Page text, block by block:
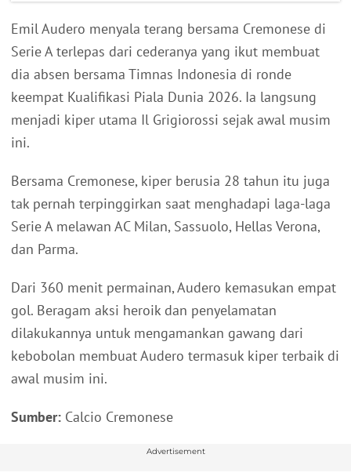
Emil Audero menyala terang bersama Cremonese di
Serie A terlepas dari cederanya yang ikut membuat
dia absen bersama Timnas Indonesia di ronde
keempat Kualifikasi Piala Dunia 2026. Ia langsung
menjadi kiper utama Il Grigiorossi sejak awal musim
ini.
Bersama Cremonese, kiper berusia 28 tahun itu juga
tak pernah terpinggirkan saat menghadapi laga-laga
Serie A melawan AC Milan, Sassuolo, Hellas Verona,
dan Parma.
Dari 360 menit permainan, Audero kemasukan empat
gol. Beragam aksi heroik dan penyelamatan
dilakukannya untuk mengamankan gawang dari
kebobolan membuat Audero termasuk kiper terbaik di
awal musim ini.
Sumber: Calcio Cremonese
Advertisement